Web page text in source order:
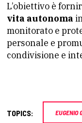
L’obiettivo è
vita autonoma
monitorato e
personale e
condivisione e
TOPICS: EUGENIO